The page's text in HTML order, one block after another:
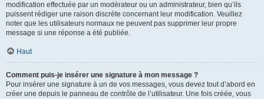
modification effectuée par un modérateur ou un administrateur, bien qu’ils
puissent rédiger une raison discrète concernant leur modification. Veuillez
noter que les utilisateurs normaux ne peuvent pas supprimer leur propre
message si une réponse a été publiée.
Haut
Comment puis-je insérer une signature à mon message ?
Pour insérer une signature à un de vos messages, vous devez tout d’abord en
créer une depuis le panneau de contrôle de l’utilisateur. Une fois créée, vous